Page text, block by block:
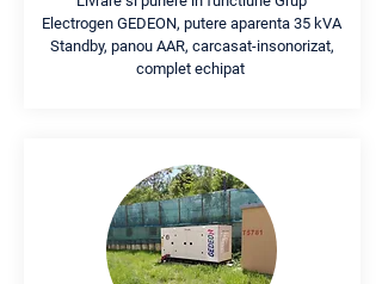
Electrogen GEDEON, putere aparenta 35 kVA
Standby, panou AAR, carcasat-insonorizat,
complet echipat